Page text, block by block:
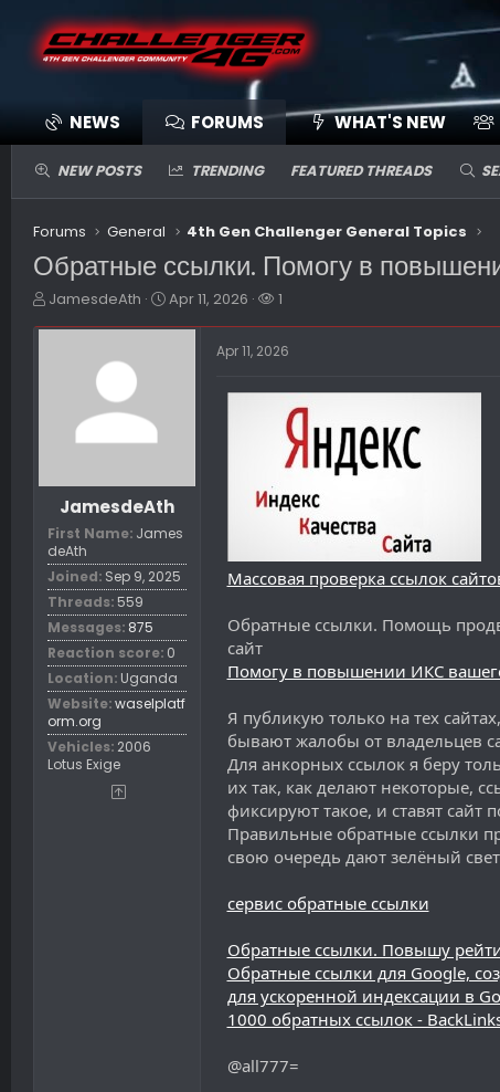
NEWS FORUMS WHAT'S NEW
NEW POSTS TRENDING FEATURED THREADS
Forums General 4th Gen Challenger General Topics
Обратные ссылки. Помогу в
T
r
JamesdeAth
S
Apr 11, 2026
W
c
e
1
JamesdeAth
First Name James
deAth
Joined Sep 9, 2025
Threads 559
Messages 875
Reaction score 0
Location Uganda
Website waselplatf
orm.org
Vehicles 2006
Lotus Exige
Apr 11, 2026
Массовая проверка ссылок
Обратные ссылки. Помощь
сайт
Помогу в повышении ИКС
Я публикую только на тех
бывают жалобы от владельцев
Для анкорных ссылок я беру
их так, как делают некоторые,
фиксируют такое, и ставят сайт
Правильные обратные ссылки
свою очередь дают зелёный
сервис обратные ссылки
Обратные ссылки. Повышу
Обратные ссылки для Google,
для ускоренной индексации в
1000 обратных ссылок -
@all777=